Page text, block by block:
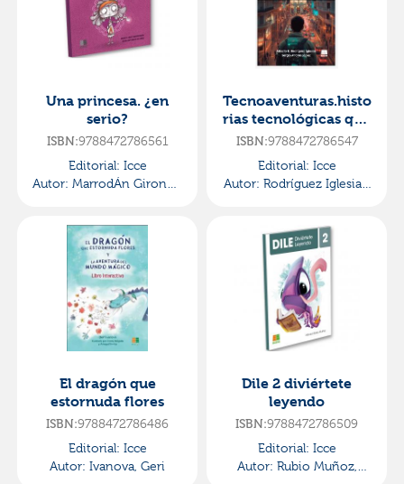
Una princesa. ¿en
serio?
ISBN:9788472786561
Editorial: Icce
Autor: MarrodÁn GironÉs,
Tecnoaventuras.histo
rias tecnológicas que
desafian la
ISBN:9788472786547
Editorial: Icce
Autor: Rodríguez Iglesias,
El dragón que
estornuda flores
ISBN:9788472786486
Editorial: Icce
Autor: Ivanova, Geri
Dile 2 diviértete
leyendo
ISBN:9788472786509
Editorial: Icce
Autor: Rubio Muñoz,